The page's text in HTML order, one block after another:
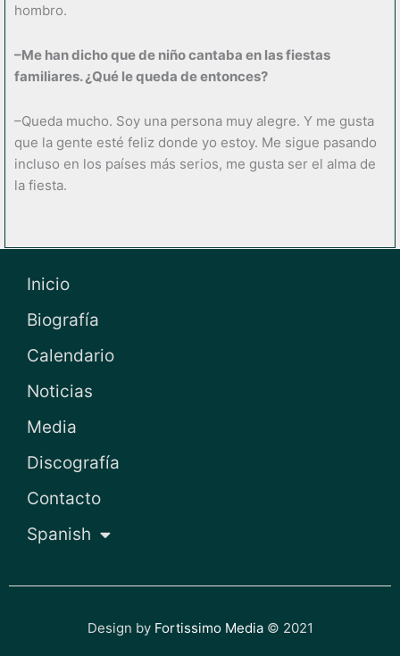
hombro.
–Me han dicho que de niño cantaba en las fiestas
familiares. ¿Qué le queda de entonces?
–Queda mucho. Soy una persona muy alegre. Y me gusta
que la gente esté feliz donde yo estoy. Me sigue pasando
incluso en los países más serios, me gusta ser el alma de
la fiesta.
Inicio
Biografía
Calendario
Noticias
Media
Discografía
Contacto
Spanish
Design by Fortissimo Media© 2021